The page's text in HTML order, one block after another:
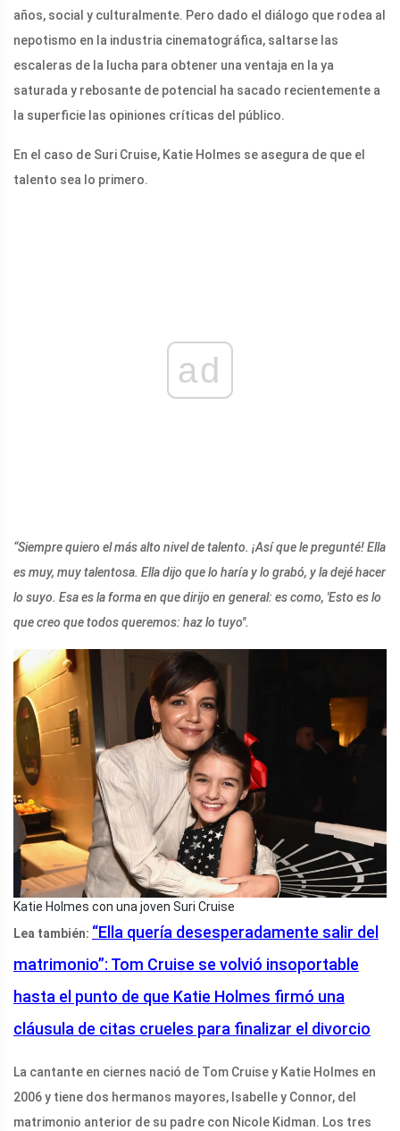
años, social y culturalmente. Pero dado el diálogo que rodea al
nepotismo en la industria cinematográfica, saltarse las
escaleras de la lucha para obtener una ventaja en la ya
saturada y rebosante de potencial ha sacado recientemente a
la superficie las opiniones críticas del público.
En el caso de Suri Cruise, Katie Holmes se asegura de que el
talento sea lo primero.
ad
“Siempre quiero el más alto nivel de talento. ¡Así que le pregunté! Ella
es muy, muy talentosa. Ella dijo que lo haría y lo grabó, y la dejé hacer
lo suyo. Esa es la forma en que dirijo en general: es como, 'Esto es lo
que creo que todos queremos: haz lo tuyo''.
Katie Holmes con una joven Suri Cruise
Lea también: “Ella quería desesperadamente salir del
matrimonio”: Tom Cruise se volvió insoportable
hasta el punto de que Katie Holmes firmó una
cláusula de citas crueles para finalizar el divorcio
La cantante en ciernes nació de Tom Cruise y Katie Holmes en
2006 y tiene dos hermanos mayores, Isabelle y Connor, del
matrimonio anterior de su padre con Nicole Kidman. Los tres